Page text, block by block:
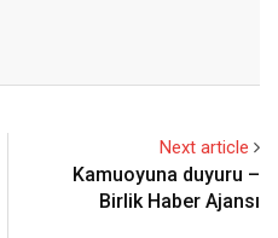
Next article
Kamuoyuna duyuru –
Birlik Haber Ajansı